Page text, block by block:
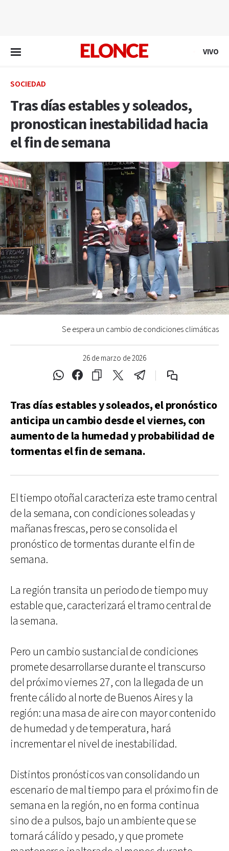
VIVO
SOCIEDAD
Tras días estables y soleados,
pronostican inestabilidad hacia
el fin de semana
26 de marzo de 2026
Se espera un cambio de condiciones climáticas
Tras días estables y soleados, el pronóstico
anticipa un cambio desde el viernes, con
aumento de la humedad y probabilidad de
tormentas el fin de semana.
El tiempo otoñal caracteriza este tramo central
de la semana, con condiciones soleadas y
mañanas frescas, pero se consolida el
pronóstico de tormentas durante el fin de
semana.
La región transita un periodo de tiempo muy
estable que, caracterizará el tramo central de
la semana.
Pero un cambio sustancial de condiciones
promete desarrollarse durante el transcurso
del próximo viernes 27, con la llegada de un
frente cálido al norte de Buenos Aires y la
región: una masa de aire con mayor contenido
de humedad y de temperatura, hará
incrementar el nivel de inestabilidad.
Distintos pronósticos van consolidando un
escenario de mal tiempo para el próximo fin de
semana en la región, no en forma continua
sino de a pulsos, bajo un ambiente que se
tornará cálido y pesado, y que promete